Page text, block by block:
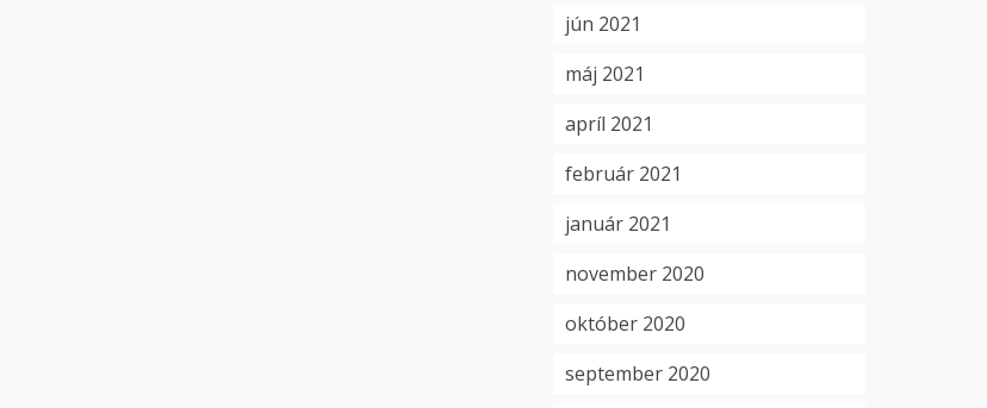
jún 2021
máj 2021
apríl 2021
február 2021
január 2021
november 2020
október 2020
september 2020